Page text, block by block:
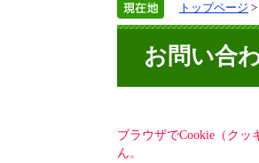
トップページ
お問い合
ブラウザでCookie（ク
ん。